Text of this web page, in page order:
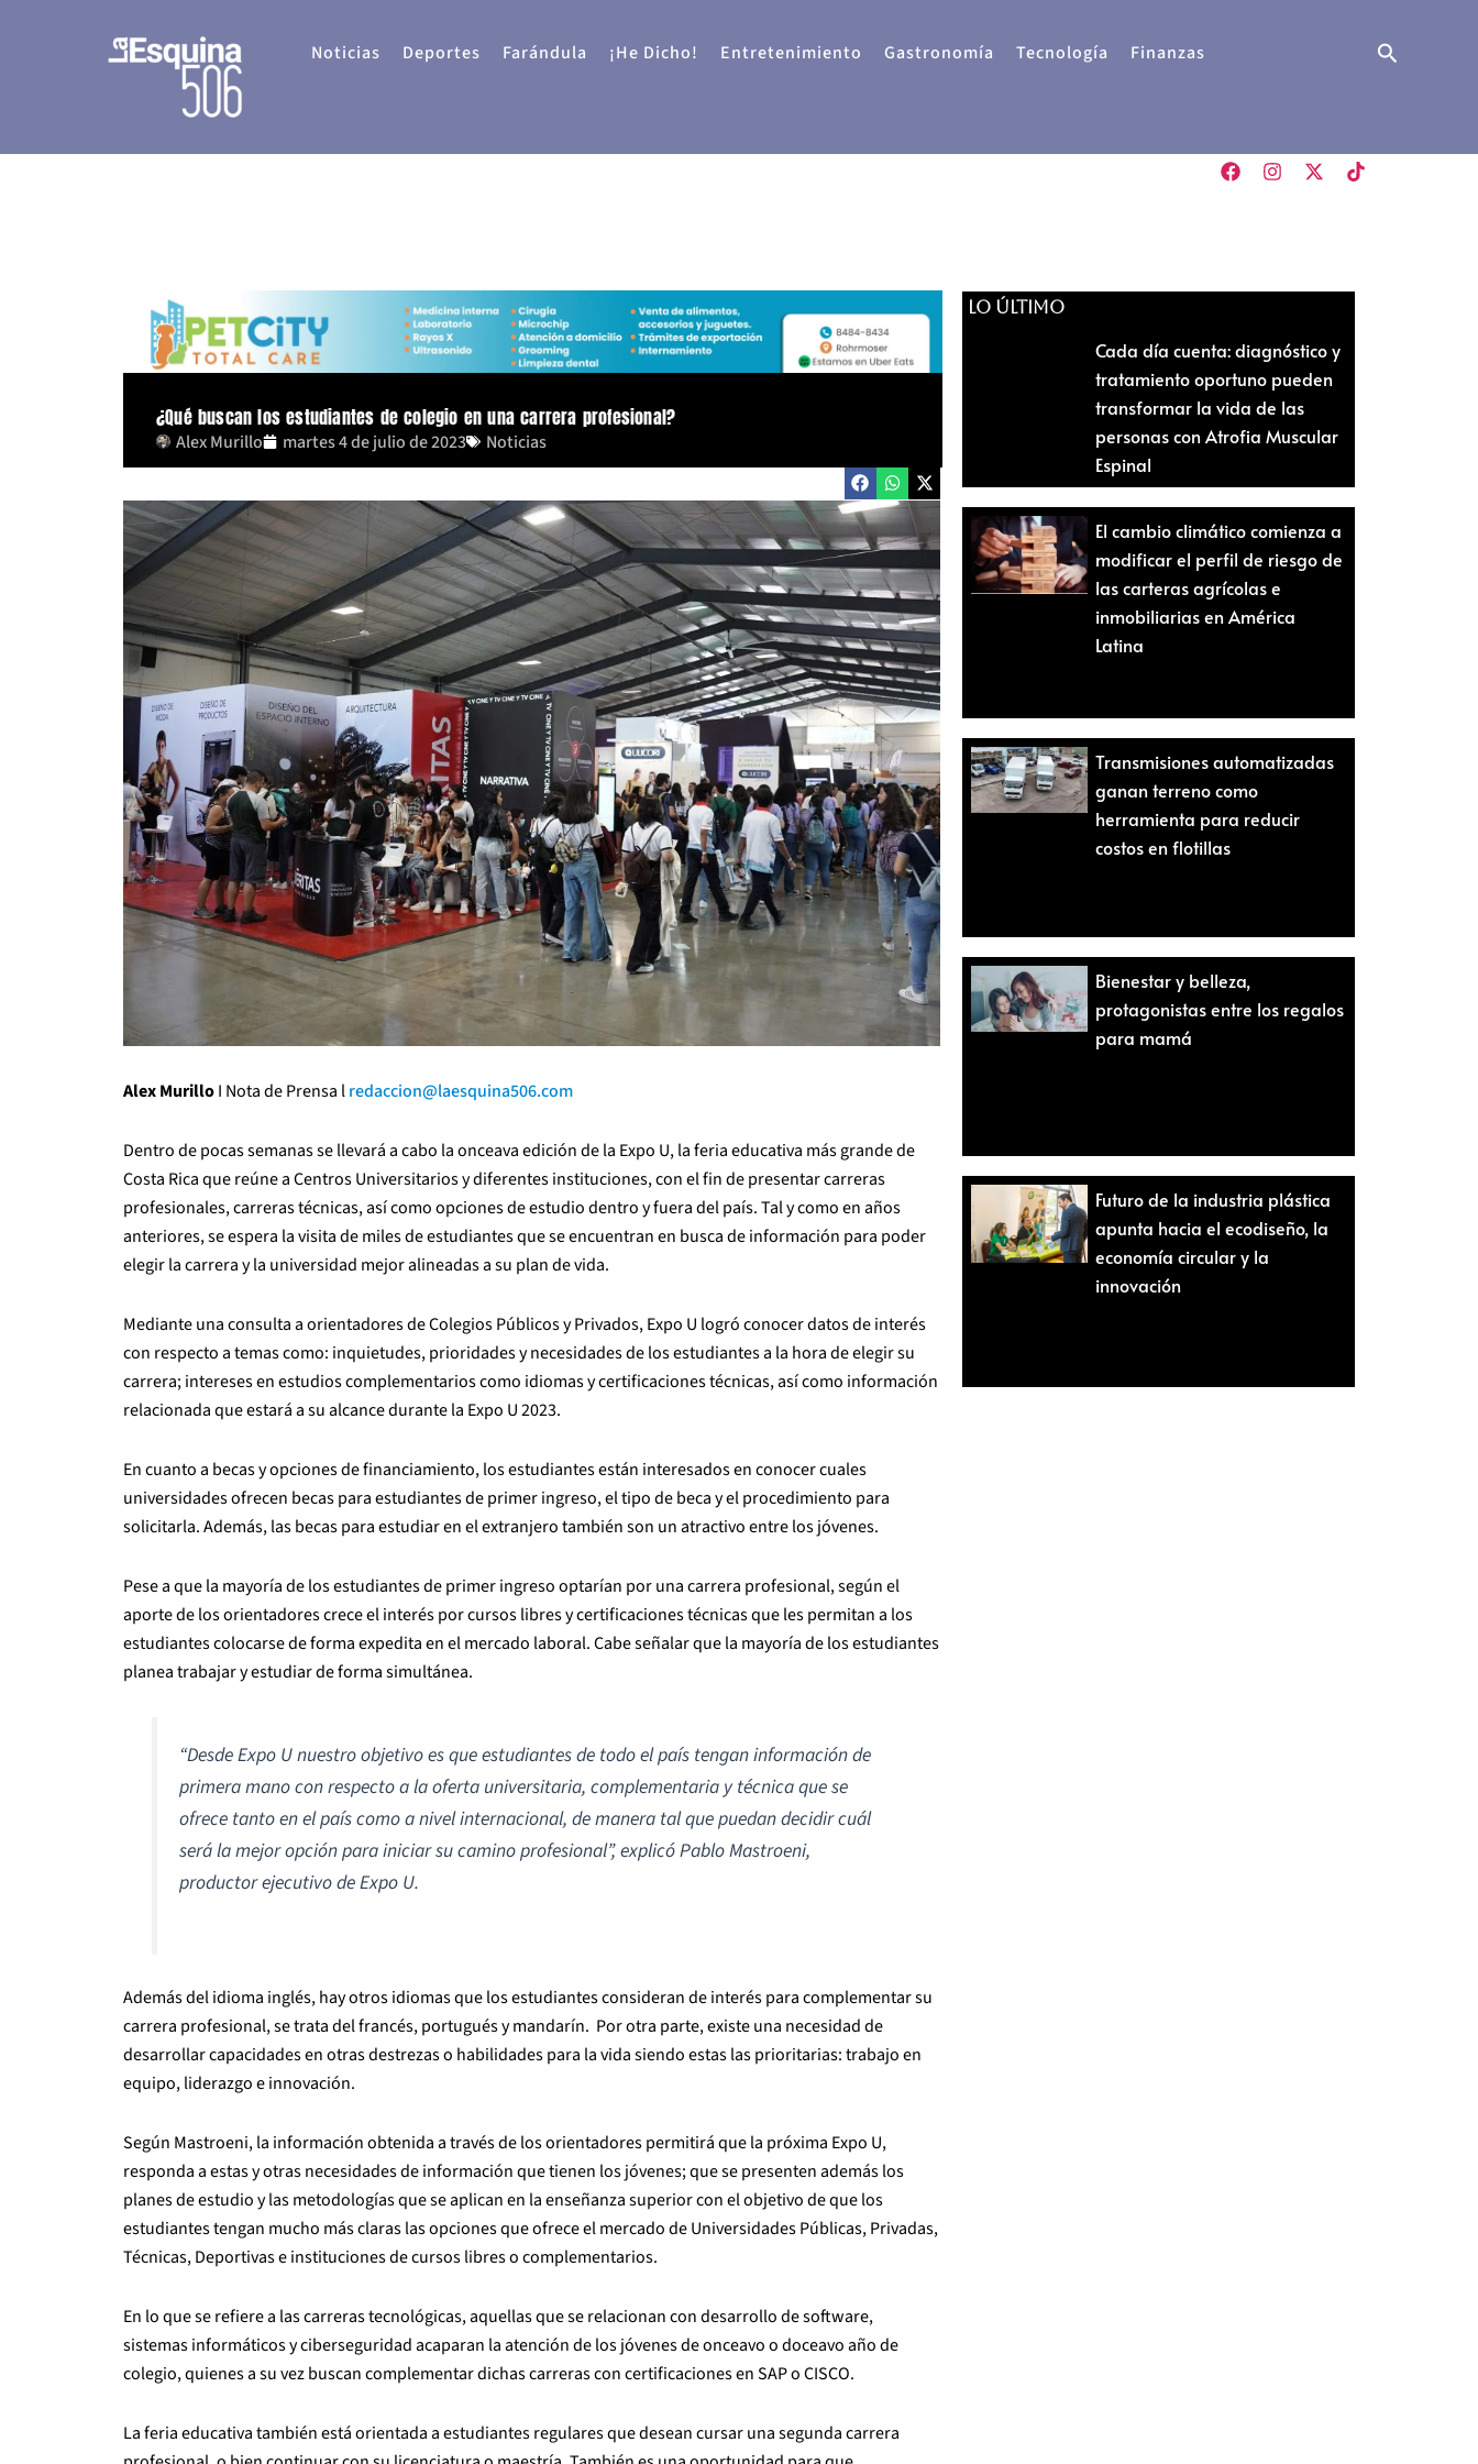
Noticias Deportes Farándula ¡He Dicho! Entretenimiento Gastronomía Tecnología Finanzas Buscar
¿Qué buscan los estudiantes de colegio en una carrera profesional?
Alex Murillo martes 4 de julio de 2023 Noticias
Alex MurilloI Nota de Prensa lredaccion@laesquina506.com
Dentro de pocas semanas se llevará a cabo la onceava edición de la Expo U, la feria educativa más grande de
Costa Rica que reúne a Centros Universitarios y diferentes instituciones, con el fin de presentar carreras
profesionales, carreras técnicas, así como opciones de estudio dentro y fuera del país. Tal y como en años
anteriores, se espera la visita de miles de estudiantes que se encuentran en busca de información para poder
elegir la carrera y la universidad mejor alineadas a su plan de vida.
Mediante una consulta a orientadores de Colegios Públicos y Privados, Expo U logró conocer datos de interés
con respecto a temas como: inquietudes, prioridades y necesidades de los estudiantes a la hora de elegir su
carrera; intereses en estudios complementarios como idiomas y certificaciones técnicas, así como información
relacionada que estará a su alcance durante la Expo U 2023.
En cuanto a becas y opciones de financiamiento, los estudiantes están interesados en conocer cuales
universidades ofrecen becas para estudiantes de primer ingreso, el tipo de beca y el procedimiento para
solicitarla. Además, las becas para estudiar en el extranjero también son un atractivo entre los jóvenes.
Pese a que la mayoría de los estudiantes de primer ingreso optarían por una carrera profesional, según el
aporte de los orientadores crece el interés por cursos libres y certificaciones técnicas que les permitan a los
estudiantes colocarse de forma expedita en el mercado laboral. Cabe señalar que la mayoría de los estudiantes
planea trabajar y estudiar de forma simultánea.
“Desde Expo U nuestro objetivo es que estudiantes de todo el país tengan información de
primera mano con respecto a la oferta universitaria, complementaria y técnica que se
ofrece tanto en el país como a nivel internacional, de manera tal que puedan decidir cuál
será la mejor opción para iniciar su camino profesional”,explicó Pablo Mastroeni,
productor ejecutivo de Expo U.
Además del idioma inglés, hay otros idiomas que los estudiantes consideran de interés para complementar su
carrera profesional, se trata del francés, portugués y mandarín. Por otra parte, existe una necesidad de
desarrollar capacidades en otras destrezas o habilidades para la vida siendo estas las prioritarias: trabajo en
equipo, liderazgo e innovación.
Según Mastroeni, la información obtenida a través de los orientadores permitirá que la próxima Expo U,
responda a estas y otras necesidades de información que tienen los jóvenes; que se presenten además los
planes de estudio y las metodologías que se aplican en la enseñanza superior con el objetivo de que los
estudiantes tengan mucho más claras las opciones que ofrece el mercado de Universidades Públicas, Privadas,
Técnicas, Deportivas e instituciones de cursos libres o complementarios.
En lo que se refiere a las carreras tecnológicas, aquellas que se relacionan con desarrollo de software,
sistemas informáticos y ciberseguridad acaparan la atención de los jóvenes de onceavo o doceavo año de
colegio, quienes a su vez buscan complementar dichas carreras con certificaciones en SAP o CISCO.
La feria educativa también está orientada a estudiantes regulares que desean cursar una segunda carrera
LO ÚLTIMO
Cada día cuenta: diagnóstico y
tratamiento oportuno pueden
transformar la vida de las
personas con Atrofia Muscular
Espinal
El cambio climático comienza a
modificar el perfil de riesgo de
las carteras agrícolas e
inmobiliarias en América
Latina
Transmisiones automatizadas
ganan terreno como
herramienta para reducir
costos en flotillas
Bienestar y belleza,
protagonistas entre los regalos
para mamá
Futuro de la industria plástica
apunta hacia el ecodiseño, la
economía circular y la
innovación